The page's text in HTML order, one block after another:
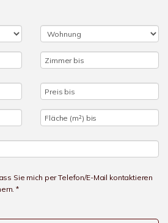
Sie mich per Telefon/E-Mail kontaktieren
*